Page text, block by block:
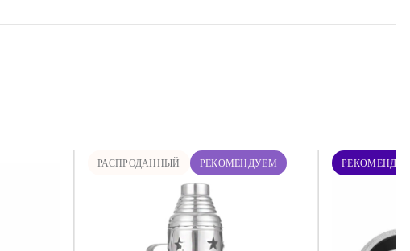
РАСПРОДАННЫЙ РЕКОМЕНДУЕМ